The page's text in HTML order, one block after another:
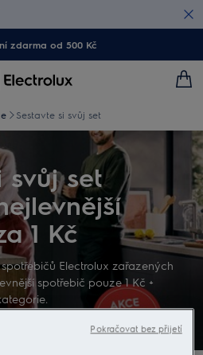
zdarma od 500 Kč
Sestavte si svůj set
svůj set
1 Kč
Electrolux zařazených
spotřebič pouze 1 Kč +
Pokračovat bez přijetí